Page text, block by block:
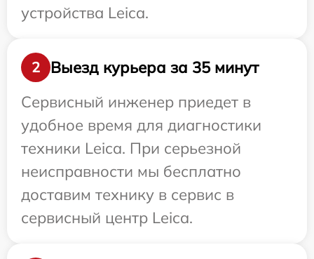
устройства Leica.
2
Выезд курьера за 35 минут
Сервисный инженер приедет в
удобное время для диагностики
техники Leica. При серьезной
неисправности мы бесплатно
доставим технику в сервис в
сервисный центр Leica.